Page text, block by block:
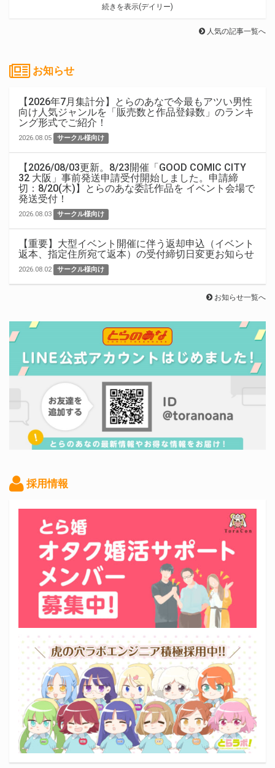
続きを表示(デイリー)
人気の記事一覧へ
お知らせ
【2026年7月集計分】とらのあなで今最もアツい男性
向け人気ジャンルを「販売数と作品登録数」のランキ
ング形式でご紹介！
2026.08.05 サークル様向け
【2026/08/03更新。8/23開催「GOOD COMIC CITY
32 大阪」事前発送申請受付開始しました。申請締
切：8/20(木)】とらのあな委託作品を イベント会場で
発送受付！
2026.08.03 サークル様向け
【重要】大型イベント開催に伴う返却申込（イベント
返本、指定住所宛て返本）の受付締切日変更お知らせ
2026.08.02 サークル様向け
お知らせ一覧へ
採用情報